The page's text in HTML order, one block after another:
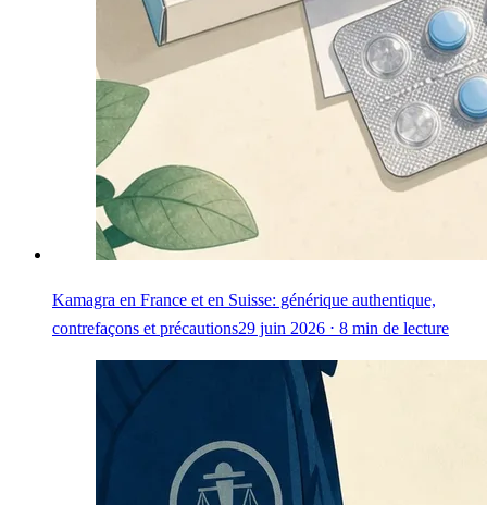
Kamagra en France et en Suisse: générique authentique,
contrefaçons et précautions29 juin 2026 ⋅ 8 min de lecture